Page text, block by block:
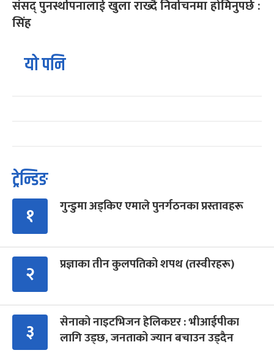
संसद् पुनर्स्थापनालाई खुला राख्दै निर्वाचनमा होमिनुपर्छ :
सिंह
यो पनि
ट्रेन्डिङ
१ गुन्डुमा अड्किए एमाले पुनर्गठनका प्रस्तावहरू
२ प्रज्ञाका तीन कुलपतिको शपथ (तस्वीरहरू)
३
सेनाको नाइटभिजन हेलिकप्टर : भीआईपीका
लागि उड्छ, जनताको ज्यान बचाउन उड्दैन